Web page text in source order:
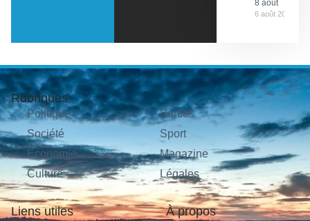
8 août
6 août 2026
Rubriques
Politique
Société
Économie
Culture
Sorties
Sport
Magazine
Légales
Liens utiles À propos